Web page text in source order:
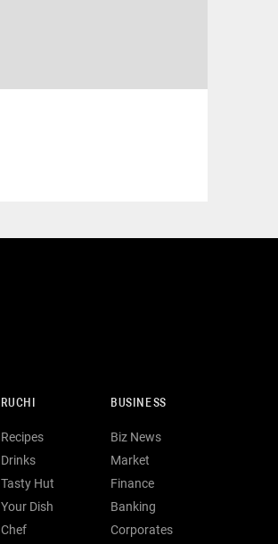
RUCHI
Recipes
Drinks
Tasty Hut
Your Dish
Chef
BUSINESS
Biz News
Market
Finance
Banking
Corporates